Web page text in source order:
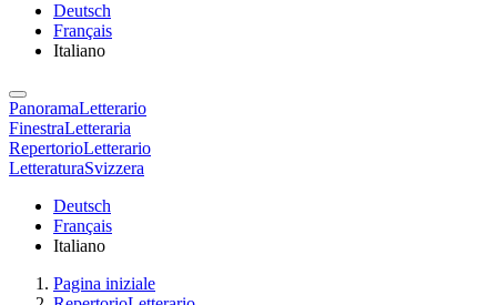
Deutsch
Français
Italiano
PanoramaLetterario
FinestraLetteraria
RepertorioLetterario
LetteraturaSvizzera
Deutsch
Français
Italiano
Pagina iniziale